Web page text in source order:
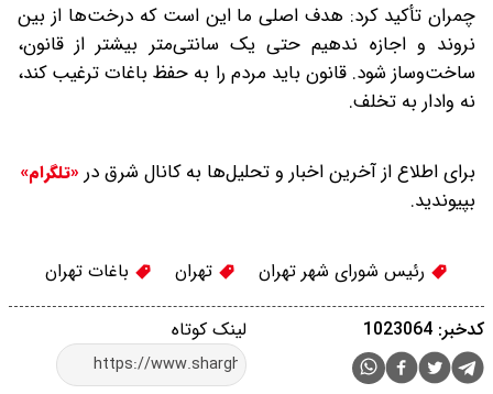
چمران تأکید کرد: هدف اصلی ما این است که درخت‌ها از بین
نروند و اجازه ندهیم حتی یک سانتی‌متر بیشتر از قانون،
ساخت‌وساز شود. قانون باید مردم را به حفظ باغات ترغیب کند،
نه وادار به تخلف.
برای اطلاع از آخرین اخبار و تحلیل‌ها به کانال شرق در «تلگرام»
بپیوندید.
رئیس شورای شهر تهران تهران باغات تهران
لینک کوتاه کدخبر: 1023064